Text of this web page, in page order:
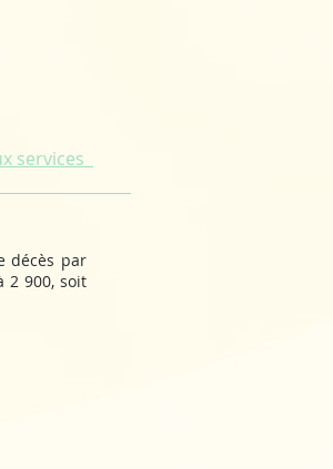
services
décès par
2 900, soit